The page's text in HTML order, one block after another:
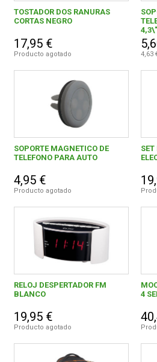
0,00 € - 9,99 €
10,00 € - 19,99 €
30,00 € - 39,99 €
40,00 € - 49,99 €
60,00 € y superior
DELTA IMPORT
TOSTADOR DOS RANURAS
CORTAS NEGRO
17,95 €
Producto agotado 4,63
SOPORTE MAGNETICO DE
TELEFONO PARA AUTO
4,95 €
Producto agotado
SET
RELOJ DESPERTADOR FM
BLANCO
19,95 €
Producto agotado
4
GUÍAS
FORMAS DE